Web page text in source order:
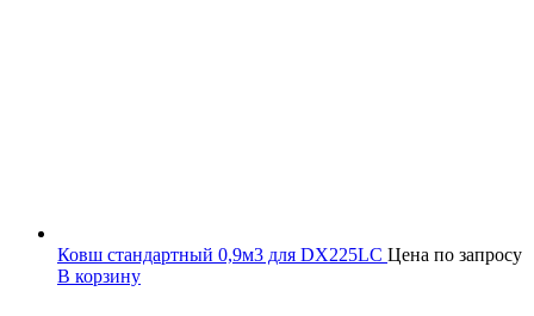
Ковш стандартный 0,9м3 для DX225LC Цена по запросу
В корзину